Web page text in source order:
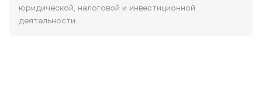
юридической, налоговой и инвестиционной
деятельности.